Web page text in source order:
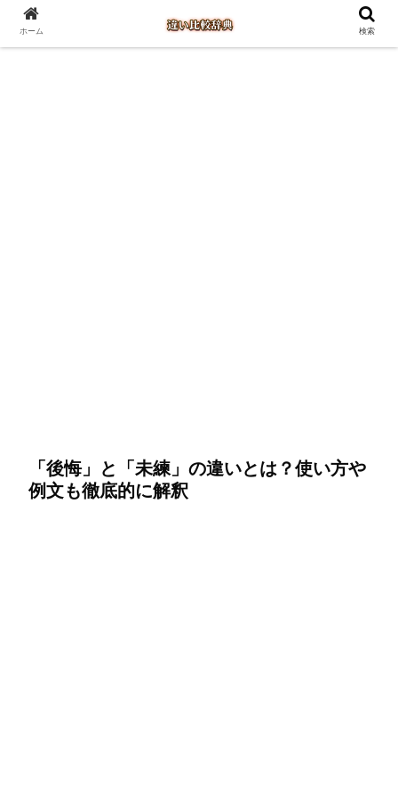
「後悔」と「未練」の違いとは？使い方や
例文も徹底的に解釈
ホーム 検索